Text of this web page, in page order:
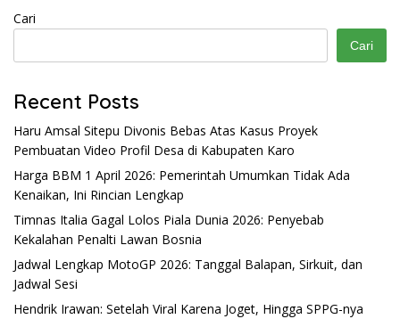
Cari
Cari
Recent Posts
Haru Amsal Sitepu Divonis Bebas Atas Kasus Proyek
Pembuatan Video Profil Desa di Kabupaten Karo
Harga BBM 1 April 2026: Pemerintah Umumkan Tidak Ada
Kenaikan, Ini Rincian Lengkap
Timnas Italia Gagal Lolos Piala Dunia 2026: Penyebab
Kekalahan Penalti Lawan Bosnia
Jadwal Lengkap MotoGP 2026: Tanggal Balapan, Sirkuit, dan
Jadwal Sesi
Hendrik Irawan: Setelah Viral Karena Joget, Hingga SPPG-nya